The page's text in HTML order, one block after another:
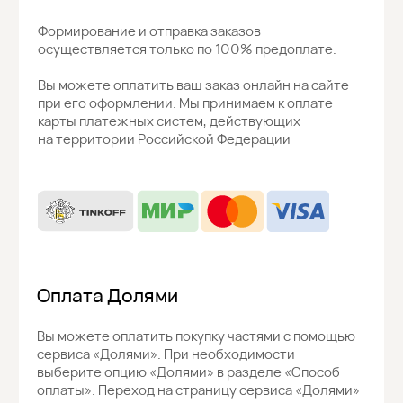
Скидка 10%
на первый заказ
Подпишитесь на рассылку новостей, получите скидку
Нажимая на кнопку, вы соглашаетесь
политикой конфиденциальности